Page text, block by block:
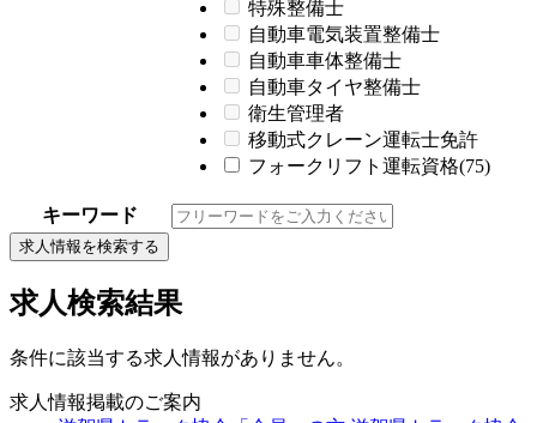
特殊整備士
自動車電気装置整備士
自動車車体整備士
自動車タイヤ整備士
衛生管理者
移動式クレーン運転士免許
フォークリフト運転資格(75)
キーワード
求人情報を検索する
求人検索結果
条件に該当する求人情報がありません。
求人情報掲載のご案内